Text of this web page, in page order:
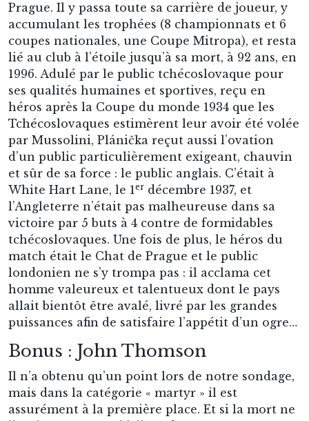
Prague. Il y passa toute sa carrière de joueur, y
accumulant les trophées (8 championnats et 6
coupes nationales, une Coupe Mitropa), et resta
lié au club à l’étoile jusqu’à sa mort, à 92 ans, en
1996. Adulé par le public tchécoslovaque pour
ses qualités humaines et sportives, reçu en
héros après la Coupe du monde 1934 que les
Tchécoslovaques estimèrent leur avoir été volée
par Mussolini, Plánička reçut aussi l’ovation
d’un public particulièrement exigeant, chauvin
et sûr de sa force : le public anglais. C’était à
White Hart Lane, le 1er décembre 1937, et
l’Angleterre n’était pas malheureuse dans sa
victoire par 5 buts à 4 contre de formidables
tchécoslovaques. Une fois de plus, le héros du
match était le Chat de Prague et le public
londonien ne s’y trompa pas : il acclama cet
homme valeureux et talentueux dont le pays
allait bientôt être avalé, livré par les grandes
puissances afin de satisfaire l’appétit d’un ogre…
Bonus : John Thomson
Il n’a obtenu qu’un point lors de notre sondage,
mais dans la catégorie « martyr » il est
assurément à la première place. Et si la mort ne